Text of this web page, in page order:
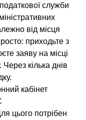
служби
від місця
приходьте з
заяву на місці
кілька днів
кабінет
цього потрібен